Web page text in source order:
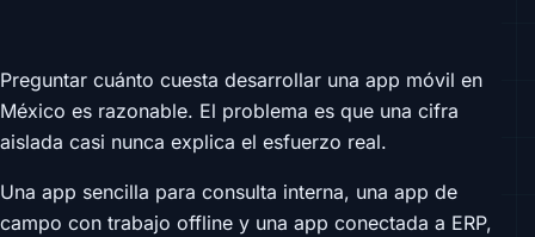
Preguntar cuánto cuesta desarrollar una app móvil en
México es razonable. El problema es que una cifra
aislada casi nunca explica el esfuerzo real.
Una app sencilla para consulta interna, una app de
campo con trabajo offline y una app conectada a ERP,